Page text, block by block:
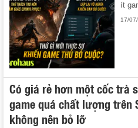
ít
17/
Có giá rẻ hơn một cốc trà
game quá chất lượng trên
không nên bỏ lỡ